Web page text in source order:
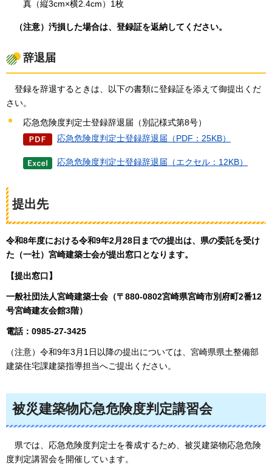
真（縦3cm×横2.4cm）1枚
（注意）汚損した場合は、登録証を返納してください。
辞退届
登録を辞退するときは、以下の書類に登録証を添えて御提出くだ
さい。
応急危険度判定士登録辞退届（別記様式第8号）
応急危険度判定士登録辞退届（PDF：25KB）
応急危険度判定士登録辞退届（エクセル：12KB）
提出先
令和8年度における令和9年2月28日までの提出は、県の委託を受け
た（一社）宮崎建築士会が提出窓口となります。
【提出窓口】
一般社団法人宮崎建築士会（〒880-0802宮崎県宮崎市別府町2番12
号宮崎建友会館3階）
電話：0985-27-3425
（注意）令和9年3月1日以降の提出については、宮崎県県土整備部
建築住宅課建築指導担当へご提出ください。
被災建築物応急危険度判定講習会
県では、応急危険度判定士を養成するため、被災建築物応急危険
度判定講習会を開催しています。